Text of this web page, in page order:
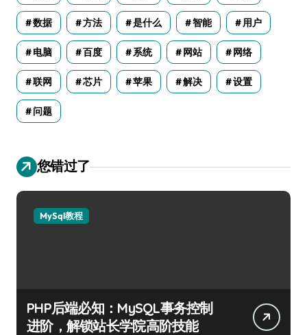
数据 方法 是什么 智能 用户
电脑 百度 系统 网站 网络
联网 芯片 苹果 解决 设置
问题
您错过了
MySql教程
PHP后端必知：MySQL事务控制
进阶，解锁站长学院高阶技能